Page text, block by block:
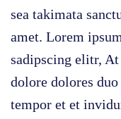
sea takimata
amet. Lorem
sadipscing elitr,
dolore dolores
tempor et et